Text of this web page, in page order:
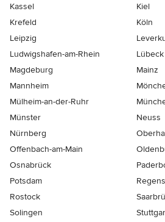
Kassel
Kiel
Krefeld
Köln
Leipzig
Ludwigshafen-am-Rhein
Lübeck
Magdeburg
Mainz
Mannheim
Mülheim-an-der-Ruhr
Münster
Neuss
Nürnberg
Offenbach-am-Main
Osnabrück
Potsdam
Rostock
Solingen